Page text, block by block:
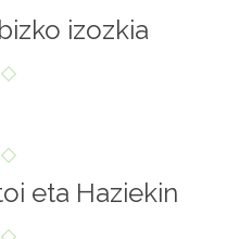
izozkia
eta Haziekin